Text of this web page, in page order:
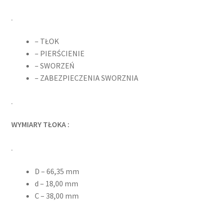
.
– TŁOK
– PIERŚCIENIE
– SWORZEŃ
– ZABEZPIECZENIA SWORZNIA
.
WYMIARY TŁOKA :
.
D – 66,35 mm
d – 18,00 mm
C – 38,00 mm